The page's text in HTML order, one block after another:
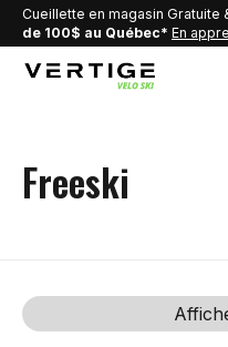
Cueillette en magasin Gratuite
de 100$ au Québec* En
Freeski